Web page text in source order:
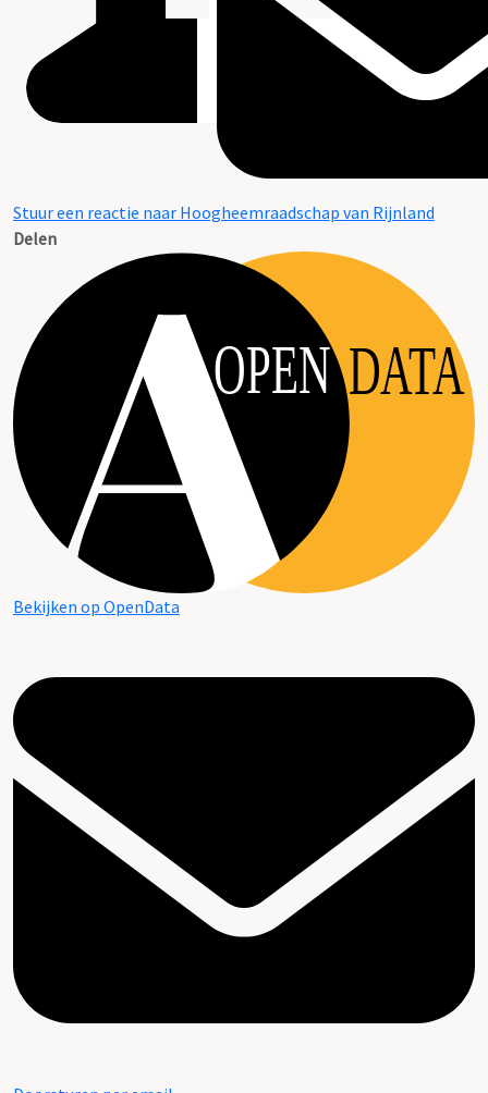
Stuur een reactie naar Hoogheemraadschap van Rijnland
Delen
OPEN DATA
Bekijken op OpenData